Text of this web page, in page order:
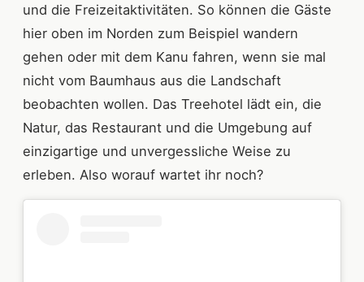
und die Freizeitaktivitäten. So können die Gäste
hier oben im Norden zum Beispiel wandern
gehen oder mit dem Kanu fahren, wenn sie mal
nicht vom Baumhaus aus die Landschaft
beobachten wollen. Das Treehotel lädt ein, die
Natur, das Restaurant und die Umgebung auf
einzigartige und unvergessliche Weise zu
erleben. Also worauf wartet ihr noch?